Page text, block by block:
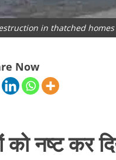
in thatched homes
Now
नष्ट कर